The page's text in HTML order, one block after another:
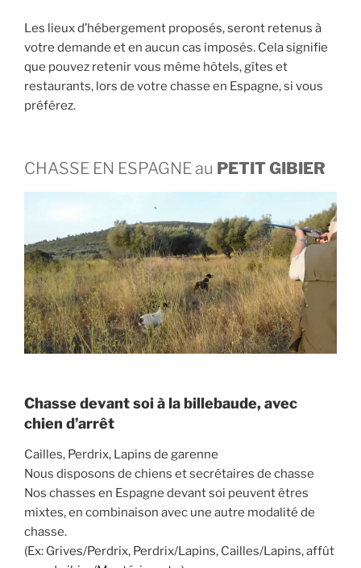
Les lieux d’hébergement proposés, seront retenus à
votre demande et en aucun cas imposés. Cela signifie
que pouvez retenir vous même hôtels, gîtes et
restaurants, lors de votre chasse en Espagne, si vous
préférez.
CHASSE EN ESPAGNE au PETIT GIBIER
Chasse devant soi à la billebaude, avec
chien d’arrêt
Cailles, Perdrix, Lapins de garenne
Nous disposons de chiens et secrétaires de chasse
Nos chasses en Espagne devant soi peuvent êtres
mixtes, en combinaison avec une autre modalité de
chasse.
(Ex: Grives/Perdrix, Perdrix/Lapins, Cailles/Lapins, affût